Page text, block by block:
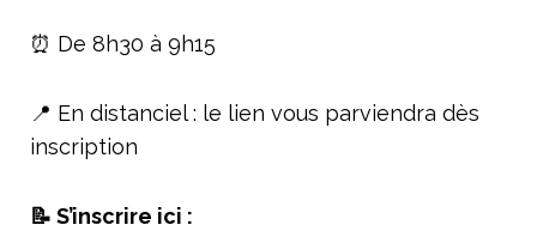
⏰ De 8h30 à 9h15
📍 En distanciel : le lien vous parviendra dès
inscription
📝 S’inscrire ici :